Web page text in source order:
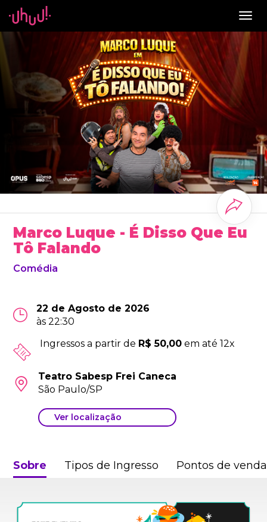
Marco Luque - É Disso Que Eu
Tô Falando
Comédia
22 de Agosto de 2026
às 22:30
Ingressos a partir de R$ 50,00 em até 12x
Teatro Sabesp Frei Caneca
São Paulo/SP
Ver localização
Sobre Tipos de Ingresso Pontos de venda